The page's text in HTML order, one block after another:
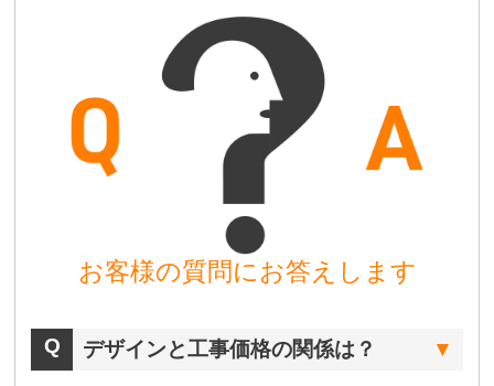
お客様の質問にお答えします
デザインと工事価格の関係は？